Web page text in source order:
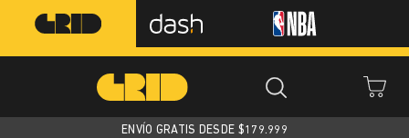
ENVÍO GRATIS DESDE $179.999